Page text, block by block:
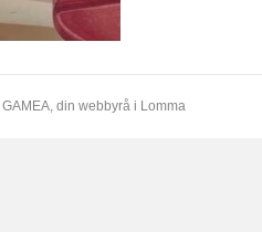
GAMEA, din webbyrå i Lomma